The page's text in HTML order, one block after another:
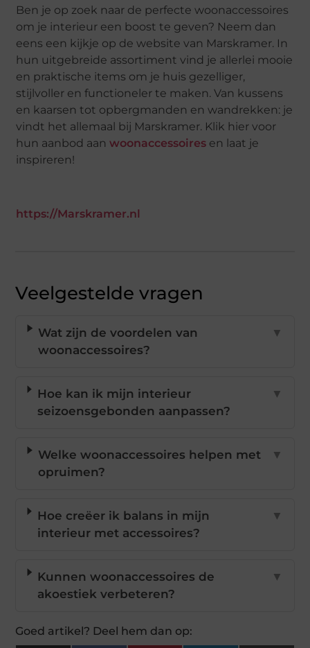
Ben je op zoek naar de perfecte woonaccessoires
om je interieur een boost te geven? Neem dan
eens een kijkje op de website van Marskramer. In
hun uitgebreide assortiment vind je allerlei mooie
en praktische items om je huis gezelliger,
stijlvoller en functioneler te maken. Van kussens
en kaarsen tot opbergmanden en wandrekken: je
vindt het allemaal bij Marskramer. Klik hier voor
hun aanbod aanwoonaccessoires en laat je
inspireren!
https://Marskramer.nl
Veelgestelde vragen
Wat zijn de voordelen van
woonaccessoires?
▼
Hoe kan ik mijn interieur
seizoensgebonden aanpassen?
▼
Welke woonaccessoires helpen met
opruimen?
▼
Hoe creëer ik balans in mijn
interieur met accessoires?
▼
Kunnen woonaccessoires de
akoestiek verbeteren?
▼
Goed artikel? Deel hem dan op: